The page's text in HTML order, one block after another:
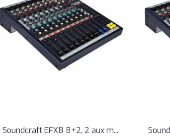
Soundcraft EFX8 8+2, 2 aux m...